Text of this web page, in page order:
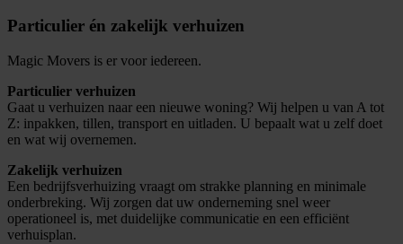
Particulier én zakelijk verhuizen
Magic Movers is er voor iedereen.
Particulier verhuizen
Gaat u verhuizen naar een nieuwe woning? Wij helpen u van A tot
Z: inpakken, tillen, transport en uitladen. U bepaalt wat u zelf doet
en wat wij overnemen.
Zakelijk verhuizen
Een bedrijfsverhuizing vraagt om strakke planning en minimale
onderbreking. Wij zorgen dat uw onderneming snel weer
operationeel is, met duidelijke communicatie en een efficiënt
verhuisplan.